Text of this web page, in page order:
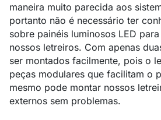
maneira muito parecida aos
portanto não é necessário ter
sobre painéis luminosos LED
nossos letreiros. Com apenas
ser montados facilmente, pois o
peças modulares que facilitam o
mesmo pode montar nossos
externos sem problemas.